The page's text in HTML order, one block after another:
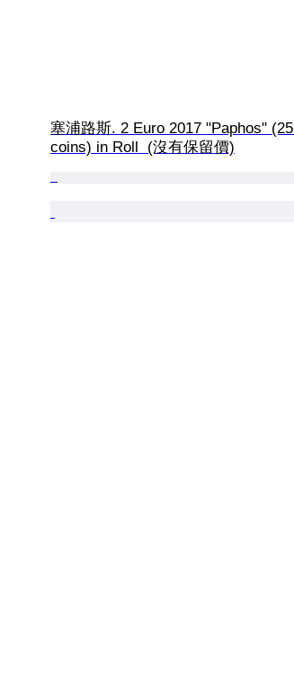
塞浦路斯. 2 Euro 2017 "Paphos" (25
coins) in Roll  (沒有保留價)